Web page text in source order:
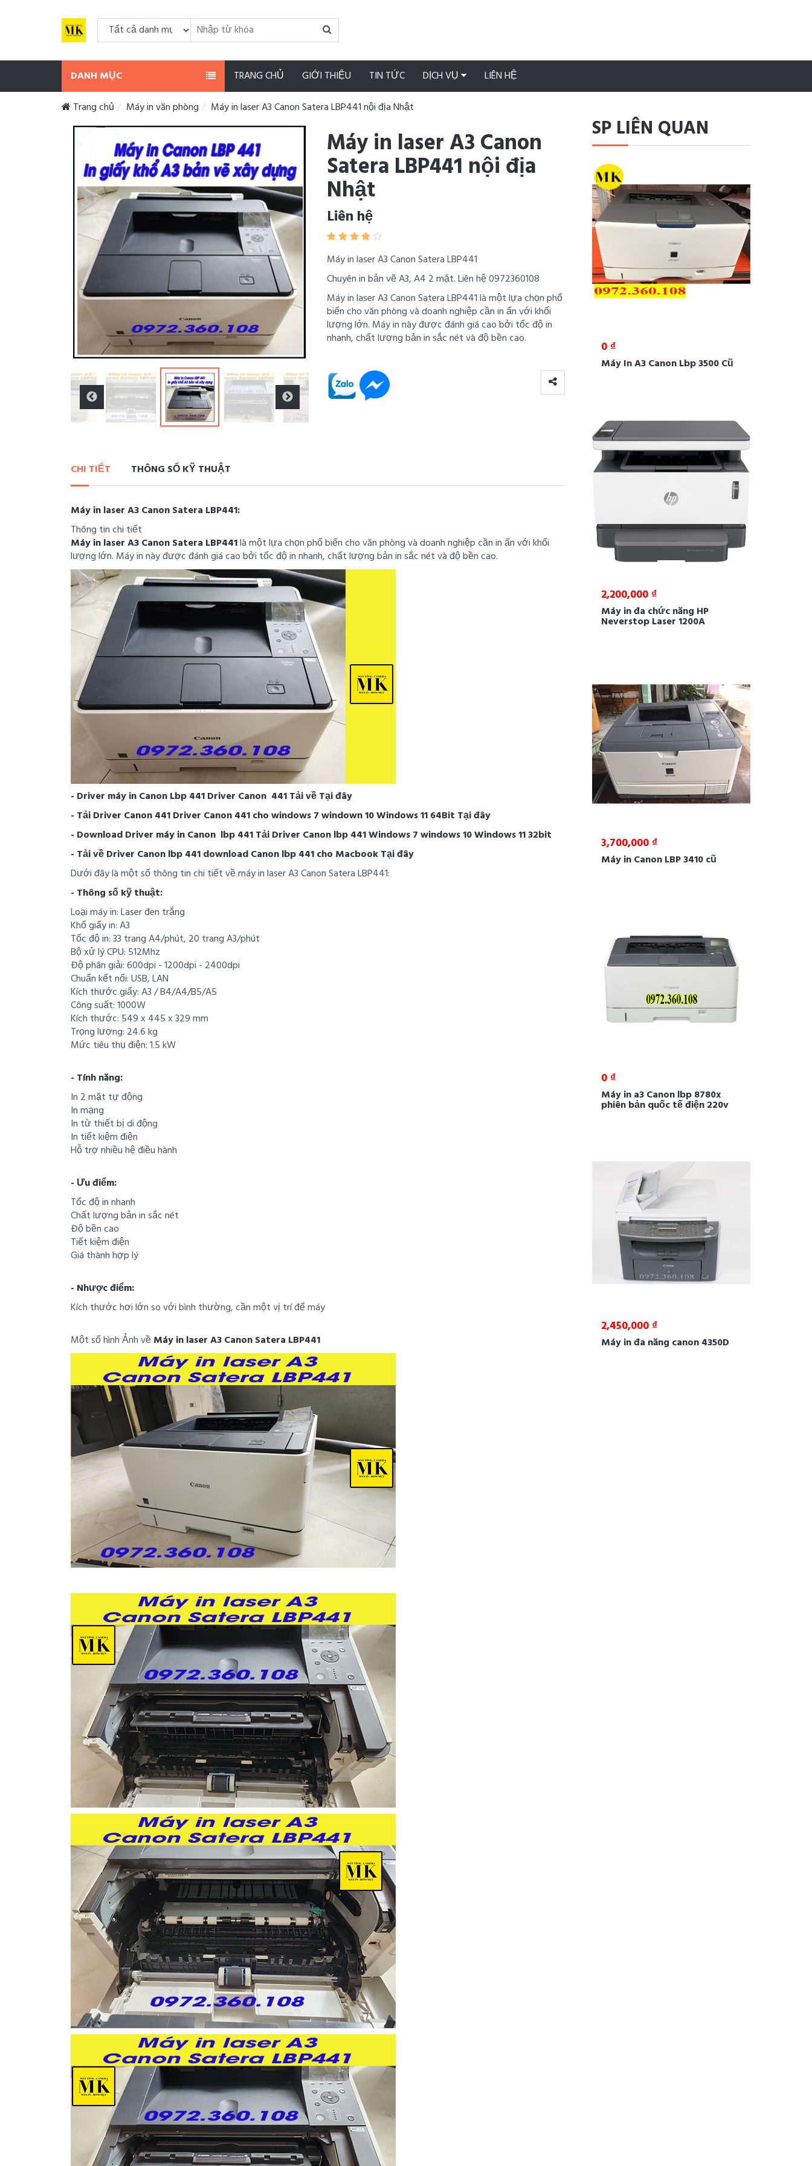
DANH MỤC TRANG CHỦ GIỚI THIỆU TIN TỨC DỊCH VỤ
LIÊN HỆ
Trang chủ
Máy in văn phòng Máy in laser A3 Canon Satera LBP441 nội địa Nhật
Máy in laser A3 Canon
Satera LBP441 nội địa
Nhật
Liên hệ
Máy in laser A3 Canon Satera LBP441
Chuyên in bản vẽ A3, A4 2 mặt. Liên hệ 0972360108
Máy in laser A3 Canon Satera LBP441 là một lựa chọn phổ
biến cho văn phòng và doanh nghiệp cần in ấn với khối
lượng lớn. Máy in này được đánh giá cao bởi tốc độ in
nhanh, chất lượng bản in sắc nét và độ bền cao.
CHI TIẾT THÔNG SỐ KỸ THUẬT
Máy in laser A3 Canon Satera LBP441:
Thông tin chi tiết
Máy in laser A3 Canon Satera LBP441là một lựa chọn phổ biến cho văn phòng và doanh nghiệp cần in ấn với khối
lượng lớn. Máy in này được đánh giá cao bởi tốc độ in nhanh, chất lượng bản in sắc nét và độ bền cao.
- Driver máy in Canon Lbp 441 Driver Canon 441 Tải về Tại đây
- Tải Driver Canon 441 Driver Canon 441 cho windows 7 windown 10 Windows 11 64Bit Tại đây
- Download Driver máy in Canon lbp 441 Tải Driver Canon lbp 441 Windows 7 windows 10 Windows 11 32bit
- Tải về Driver Canon lbp 441 download Canon lbp 441 cho Macbook Tại đây
Dưới đây là một số thông tin chi tiết về máy in laser A3 Canon Satera LBP441:
- Thông số kỹ thuật:
Loại máy in: Laser đen trắng
Khổ giấy in: A3
Tốc độ in: 33 trang A4/phút, 20 trang A3/phút
Bộ xử lý CPU: 512Mhz
Độ phân giải: 600dpi - 1200dpi - 2400dpi
Chuẩn kết nối: USB, LAN
Kích thước giấy: A3 / B4/A4/B5/A5
Công suất: 1000W
Kích thước: 549 x 445 x 329 mm
Trọng lượng: 24.6 kg
Mức tiêu thụ điện: 1.5 kW
- Tính năng:
In 2 mặt tự động
In mạng
In từ thiết bị di động
In tiết kiệm điện
Hỗ trợ nhiều hệ điều hành
- Ưu điểm:
Tốc độ in nhanh
Chất lượng bản in sắc nét
Độ bền cao
Tiết kiệm điện
Giá thành hợp lý
- Nhược điểm:
Kích thước hơi lớn so với bình thường, cần một vị trí để máy
Một số hình Ảnh vềMáy in laser A3 Canon Satera LBP441
SP LIÊN QUAN
0 ₫
Máy In A3 Canon Lbp 3500 Cũ
2,200,000 ₫
Máy in đa chức năng HP
Neverstop Laser 1200A
3,700,000 ₫
Máy in Canon LBP 3410 cũ
0 ₫
Máy in a3 Canon lbp 8780x
phiên bản quốc tế điện 220v
2,450,000 ₫
Máy in đa năng canon 4350D